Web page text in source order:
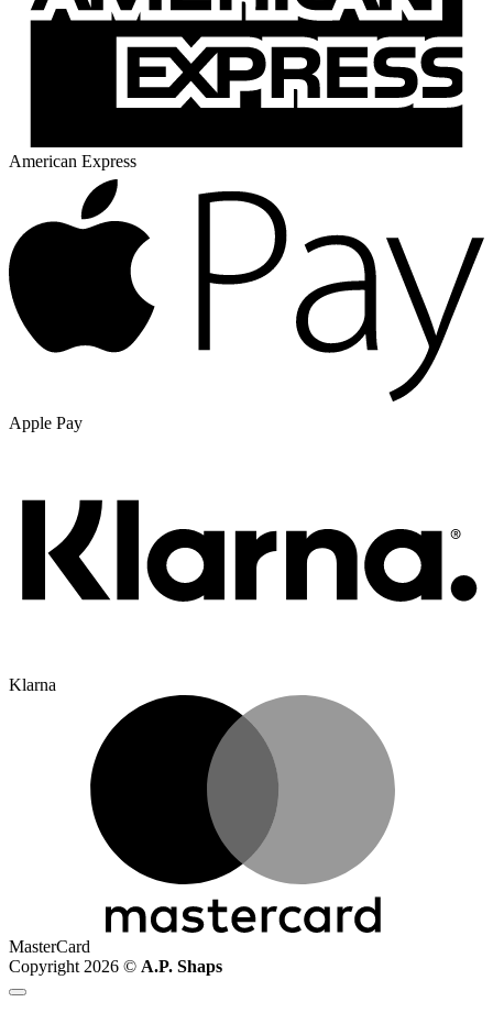
American Express
Apple Pay
Klarna
MasterCard
Copyright 2026 © A.P. Shaps